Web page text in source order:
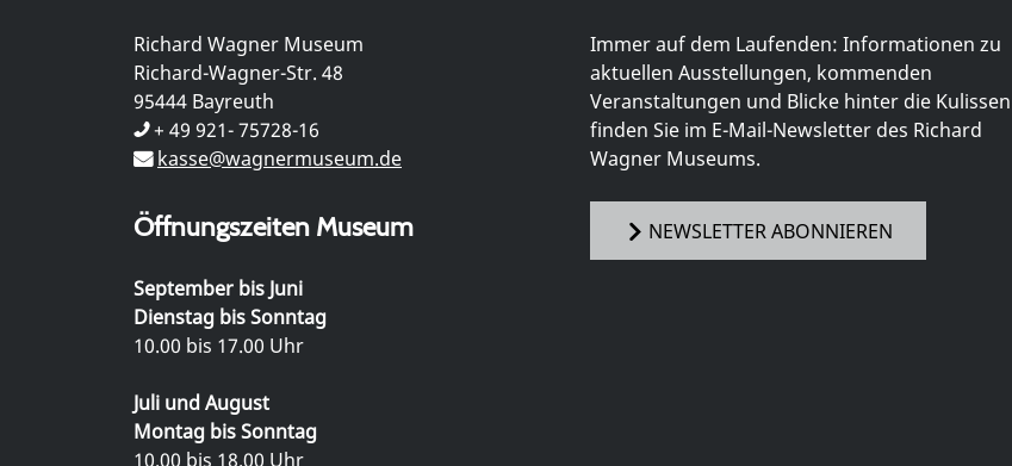
Richard Wagner Museum
Richard-Wagner-Str. 48
95444 Bayreuth
+ 49 921- 75728-16
kasse@wagnermuseum.de
Öffnungszeiten Museum
September bis Juni
Dienstag bis Sonntag
10.00 bis 17.00 Uhr
Juli und August
Montag bis Sonntag
10.00 bis 18.00 Uhr
Immer auf dem Laufenden: Informationen zu
aktuellen Ausstellungen, kommenden
Veranstaltungen und Blicke hinter die Kulissen
finden Sie im E-Mail-Newsletter des Richard
Wagner Museums.
NEWSLETTER ABONNIEREN